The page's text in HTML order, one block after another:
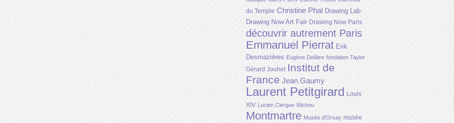
du Temple Christine Phal Drawing Lab
Drawing Now Art Fair Drawing Now Paris
découvrir autrement Paris
Emmanuel Pierrat Erik
Desmazières Eugène Delâtre fondation Taylor
Gérard Jouhet Institut de
France Jean Gaumy
Laurent Petitgirard Louis
XIV Lucien Clergue Michou
Montmartre Musée d'Orsay musée